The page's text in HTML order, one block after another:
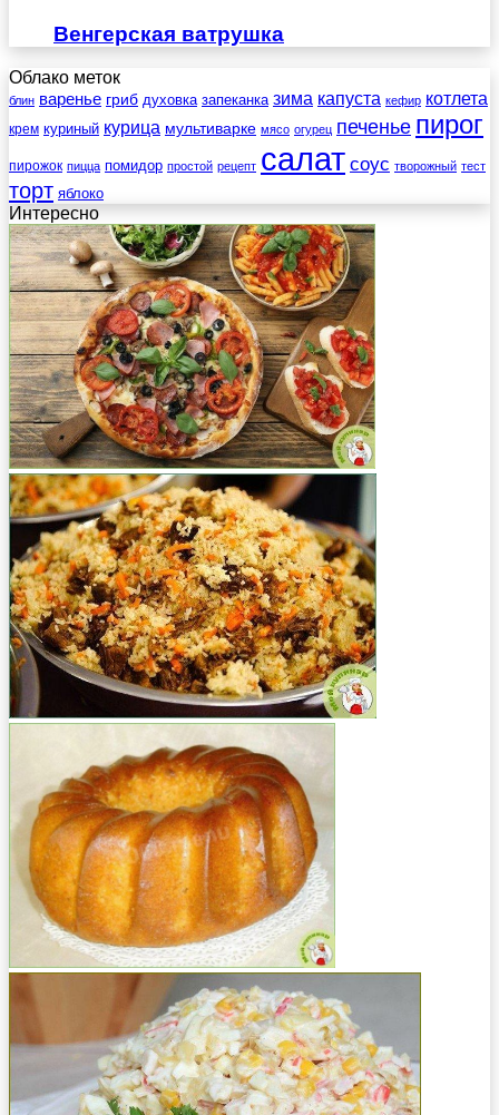
Венгерская ватрушка
Облако меток
блин варенье гриб духовка запеканка зима капуста кефир котлета
крем куриный курица мультиварке мясо огурец печенье пирог
пирожок пицца помидор простой рецепт салат соус творожный тест
торт яблоко
Интересно